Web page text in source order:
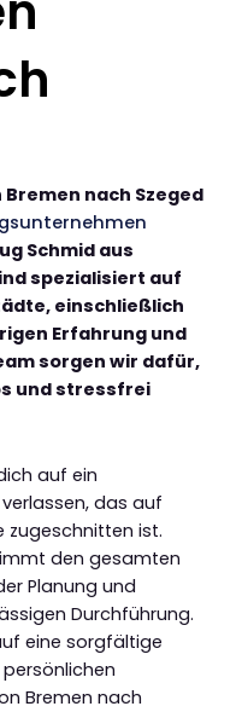
nach Szeged
Schmid aus
spezialisiert auf
einschließlich
Erfahrung und
sorgen wir dafür,
und stressfrei
auf ein
das auf
zugeschnitten ist.
den gesamten
Planung und
Durchführung.
eine sorgfältige
Bremen nach